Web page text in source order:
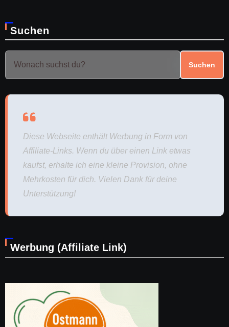
Suchen
Suchen
Diese Webseite enthält Werbung in Form von
Affiliate-Links. Wenn du über einen Link etwas
kaufst, erhalte ich eine kleine Provision, ohne
Mehrkosten für dich. Vielen Dank für deine
Unterstützung!
Werbung (Affiliate Link)